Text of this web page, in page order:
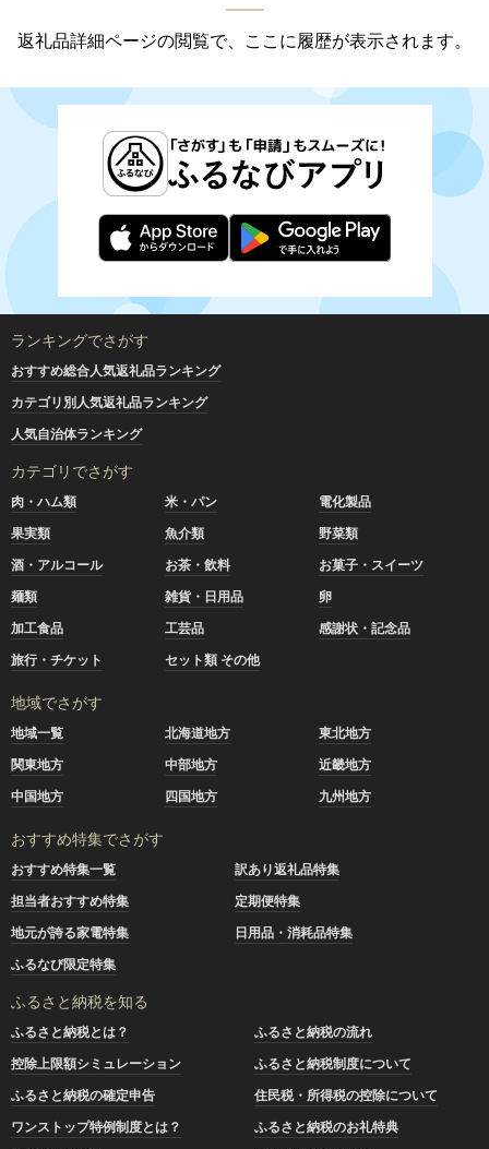
返礼品詳細ページの閲覧で、ここに履歴が表示されます。
ランキングでさがす
おすすめ総合人気返礼品ランキング
カテゴリ別人気返礼品ランキング
人気自治体ランキング
カテゴリでさがす
肉・ハム類 米・パン
電化製品
果実類
魚介類
野菜類
酒・アルコール
お茶・飲料
お菓子・スイーツ
麺類
雑貨・日用品
卵
加工食品
工芸品
感謝状・記念品
旅行・チケット
セット類 その他
地域でさがす
地域一覧 北海道地方
東北地方
関東地方
中部地方
近畿地方
中国地方
四国地方 九州地方
おすすめ特集でさがす
おすすめ特集一覧
訳あり返礼品特集
担当者おすすめ特集
定期便特集
地元が誇る家電特集
日用品・消耗品特集
ふるなび限定特集
ふるさと納税を知る
ふるさと納税とは？
ふるさと納税の流れ
控除上限額シミュレーション
ふるさと納税制度について
ふるさと納税の確定申告
住民税・所得税の控除について
ワンストップ特例制度とは？
ふるさと納税のお礼特典